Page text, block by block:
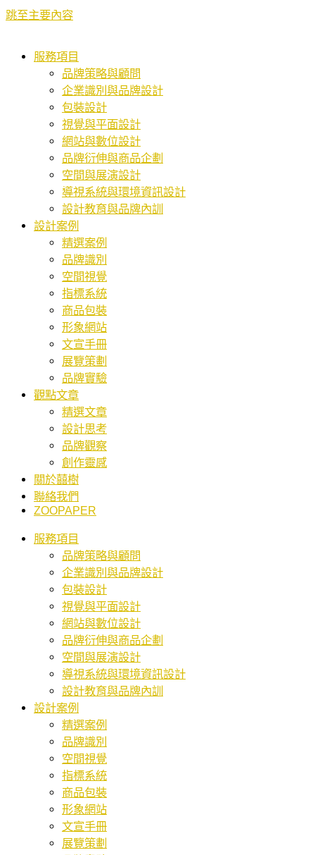
跳至主要內容
服務項目
品牌策略與顧問
企業識別與品牌設計
包裝設計
視覺與平面設計
網站與數位設計
品牌衍伸與商品企劃
空間與展演設計
導視系統與環境資訊設計
設計教育與品牌內訓
設計案例
精選案例
品牌識別
空間視覺
指標系統
商品包裝
形象網站
文宣手冊
展覽策劃
品牌實驗
觀點文章
精選文章
設計思考
品牌觀察
創作靈感
關於囍樹
聯絡我們
ZOOPAPER
服務項目
品牌策略與顧問
企業識別與品牌設計
包裝設計
視覺與平面設計
網站與數位設計
品牌衍伸與商品企劃
空間與展演設計
導視系統與環境資訊設計
設計教育與品牌內訓
設計案例
精選案例
品牌識別
空間視覺
指標系統
商品包裝
形象網站
文宣手冊
展覽策劃